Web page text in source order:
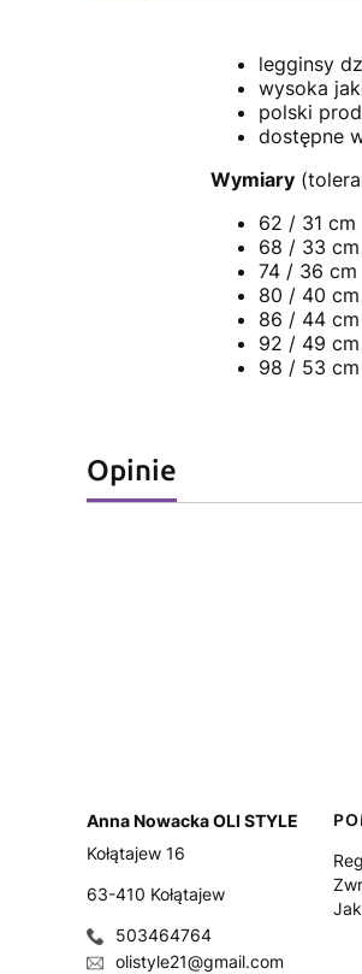
legginsy
wysoka
polski
dostępne
Wymiary
62 / 31 cm
68 / 33 cm
74 / 36 cm
80 / 40 cm
86 / 44 cm
92 / 49 cm
98 / 53 cm
Opinie
Anna Nowacka OLI STYLE
Kołątajew 16
63-410 Kołątajew
503464764
olistyle21@gmail.com